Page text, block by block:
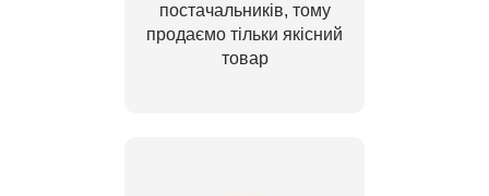
постачальників, тому
продаємо тільки якісний
товар